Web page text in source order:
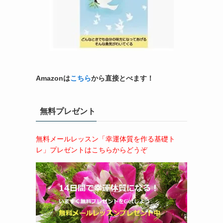
Amazonはこちらから直接とべます！
無料プレゼント
無料メールレッスン「幸運体質を作る基礎ト
レ」プレゼントはこちらからどうぞ